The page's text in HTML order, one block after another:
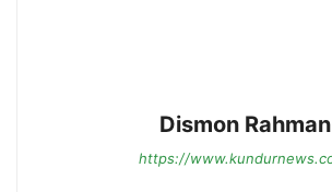
Dismon Rahman
https://